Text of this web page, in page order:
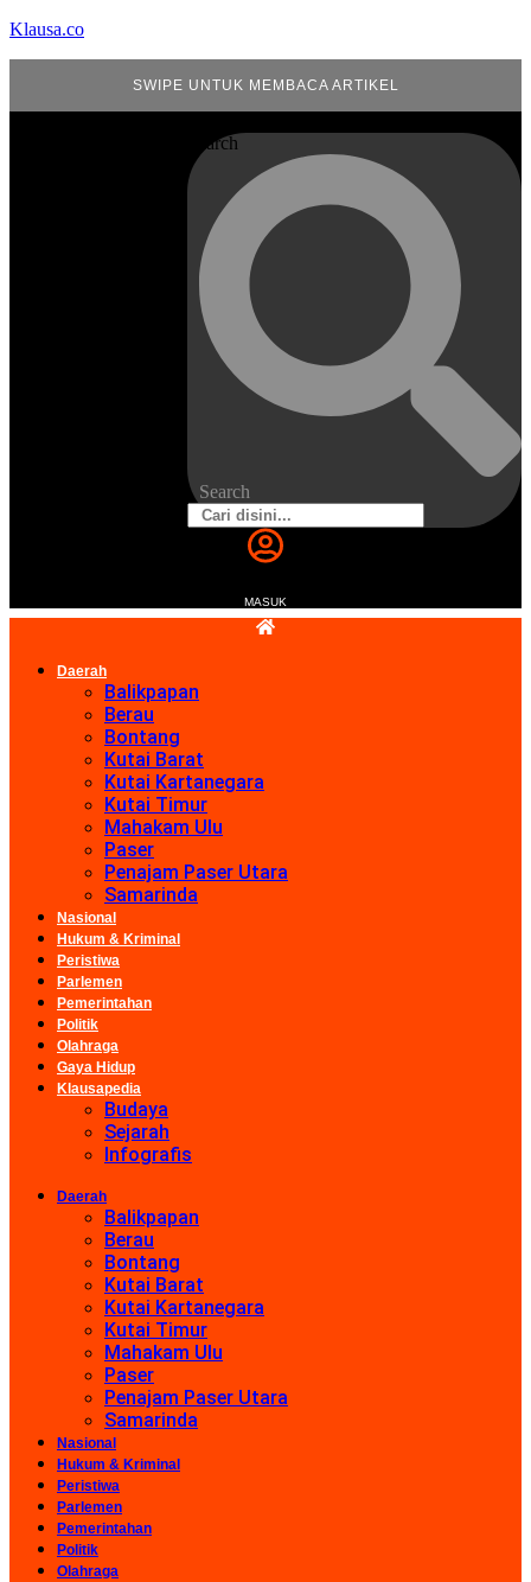
Klausa.co
SWIPE UNTUK MEMBACA ARTIKEL
Search
Search
MASUK
Daerah
Balikpapan
Berau
Bontang
Kutai Barat
Kutai Kartanegara
Kutai Timur
Mahakam Ulu
Paser
Penajam Paser Utara
Samarinda
Nasional
Hukum & Kriminal
Peristiwa
Parlemen
Pemerintahan
Politik
Olahraga
Gaya Hidup
Klausapedia
Budaya
Sejarah
Infografis
Daerah
Balikpapan
Berau
Bontang
Kutai Barat
Kutai Kartanegara
Kutai Timur
Mahakam Ulu
Paser
Penajam Paser Utara
Samarinda
Nasional
Hukum & Kriminal
Peristiwa
Parlemen
Pemerintahan
Politik
Olahraga